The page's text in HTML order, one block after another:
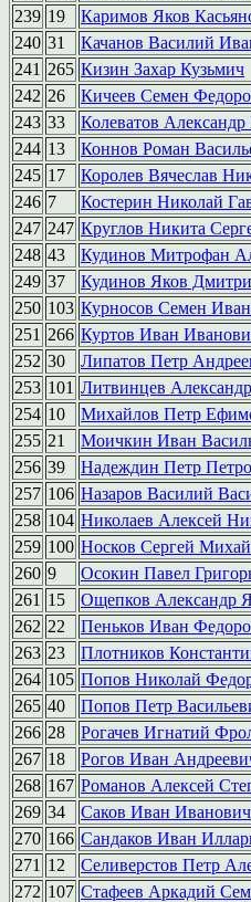
239 19 Каримов Яков
240 31 Качанов Василий
241 265 Кизин Захар Кузьмич
242 26 Кичеев Семен
243 33 Колеватов
244 13 Коннов Роман
245 17 Королев Вячеслав
246 7 Костерин Николай
247 247 Круглов Никита
248 43 Кудинов Митрофан
249 37 Кудинов Яков
250 103 Курносов Семен
251 266 Куртов Иван
252 30 Липатов Петр
253 101 Литвинцев
254 10 Михайлов Петр
255 21 Моичкин Иван
256 39 Надеждин Петр
257 106 Назаров Василий
258 104 Николаев Алексей
259 100 Носков Сергей
260 9 Осокин Павел
261 15 Ощепков Александр
262 22 Пеньков Иван
263 23 Плотников
264 105 Попов Николай
265 40 Попов Петр
266 28 Рогачев Игнатий
267 18 Рогов Иван
268 167 Романов Алексей
269 34 Саков Иван Иванович
270 166 Сандаков Иван
271 12 Селиверстов Петр
272 107 Стафеев Аркадий